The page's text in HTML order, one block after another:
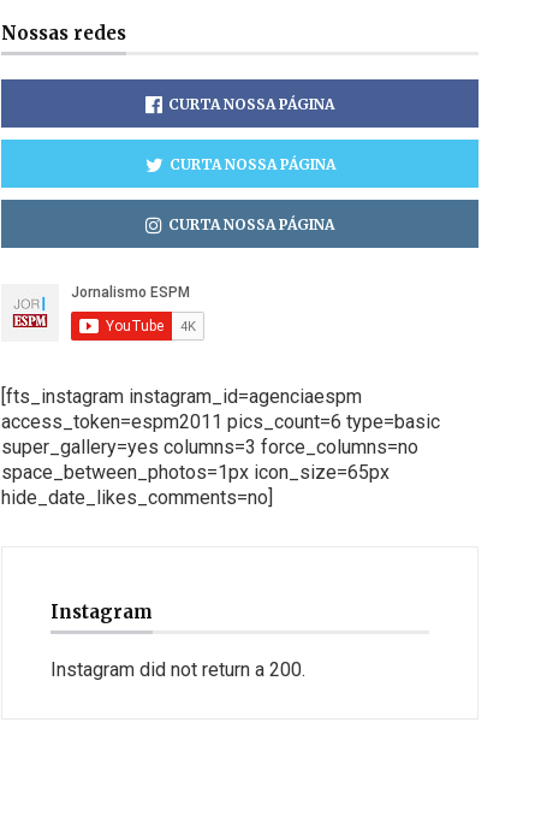
Nossas redes
CURTA NOSSA PÁGINA
CURTA NOSSA PÁGINA
CURTA NOSSA PÁGINA
[fts_instagram instagram_id=agenciaespm
access_token=espm2011 pics_count=6 type=basic
super_gallery=yes columns=3 force_columns=no
space_between_photos=1px icon_size=65px
hide_date_likes_comments=no]
Instagram
Instagram did not return a 200.